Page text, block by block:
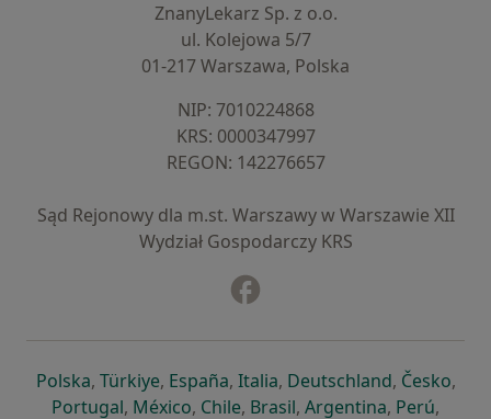
ZnanyLekarz Sp. z o.o.
ul. Kolejowa 5/7
01-217 Warszawa, Polska
NIP: ⁠7010224868
KRS: ⁠0000347997
REGON: ⁠142276657
Sąd Rejonowy dla m.st. Warszawy w Warszawie XII
Wydział Gospodarczy KRS
Polskaotwiera się w nowej karcie
, Türkiyeotwiera się w nowej karcie
, Españaotwiera się w nowej karcie
, Italiaotwiera się w nowej
, Deutschlandotwiera się
, Česko,
Portugalotwiera się w nowej karcie
, Méxicootwiera się w nowej karcie
, Chileotwiera się w nowej karcie
, Brasilotwiera się w nowej
, Argentinaotwiera się
, Perú,